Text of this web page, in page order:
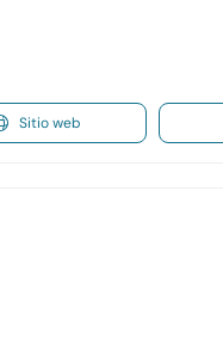
Sitio web